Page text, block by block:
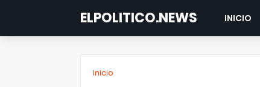
ELPOLITICO.NEWS INICIO
Inicio